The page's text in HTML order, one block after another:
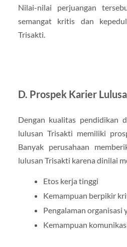
Nilai-nilai perjuangan
semangat kritis dan
Trisakti.
D. Prospek Karier
Dengan kualitas pendidikan
lulusan Trisakti memiliki
Banyak perusahaan
lulusan Trisakti karena dinilai
Etos kerja tinggi
Kemampuan berpikir
Pengalaman organisasi
Kemampuan